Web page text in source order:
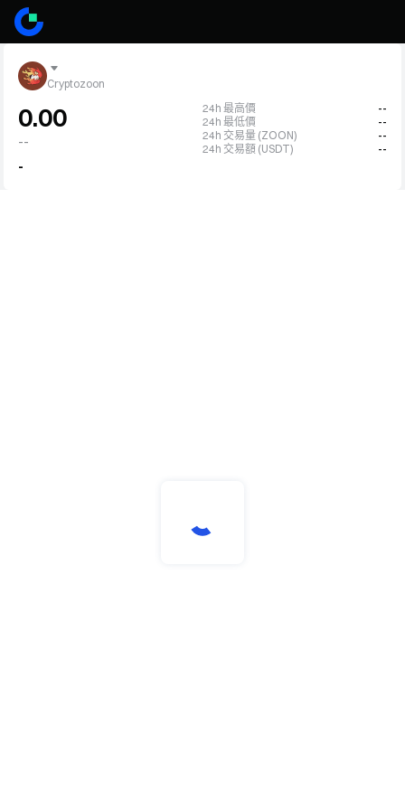
Cryptozoon
0.00
--
-
24h 最高價
--
24h 最低價
--
24h 交易量 (ZOON)
--
24h 交易額 (USDT)
--